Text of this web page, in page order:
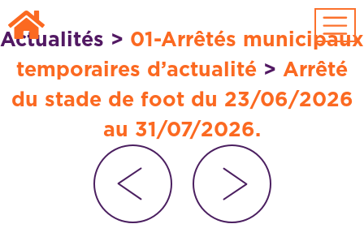
Passer au contenu principal
Actualités > 01-Arrêtés municipaux
temporaires d’actualité > Arrêté
du stade de foot du 23/06/2026
au 31/07/2026.